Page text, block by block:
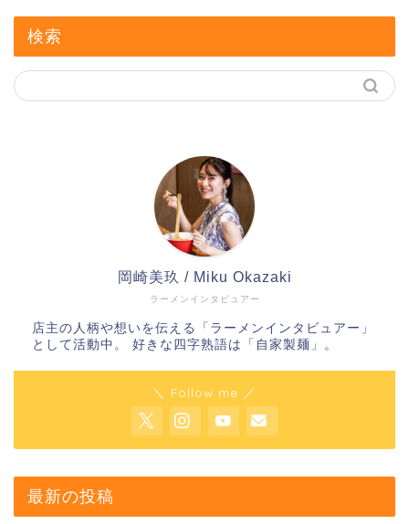
検索
ラーメンインタビュアー
岡崎美玖 / Miku Okazaki
店主の人柄や想いを伝える「ラーメンインタビュアー」
として活動中。 好きな四字熟語は「自家製麺」。
＼ Follow me ／
最新の投稿